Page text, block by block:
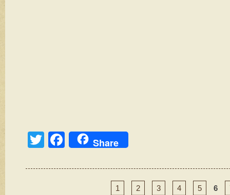
T
tt
F
c
Share
1 2 3 4 5 6